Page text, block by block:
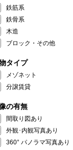
鉄筋系
鉄骨系
木造
ブロック・その他
タイプ
メゾネット
分譲賃貸
の有無
間取り図あり
外観･内観写真あり
360° パノラマ写真あり